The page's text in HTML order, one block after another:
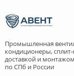
Промышленная
кондиционеры, сплит-
доставкой и монтажом
по СПб и России